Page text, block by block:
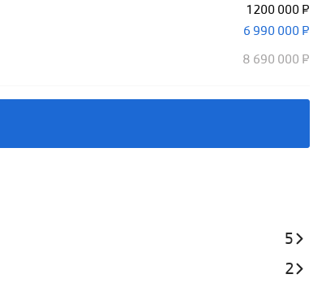
1 200 000 ₽
6 990 000 ₽
8 690 000 ₽
5
2